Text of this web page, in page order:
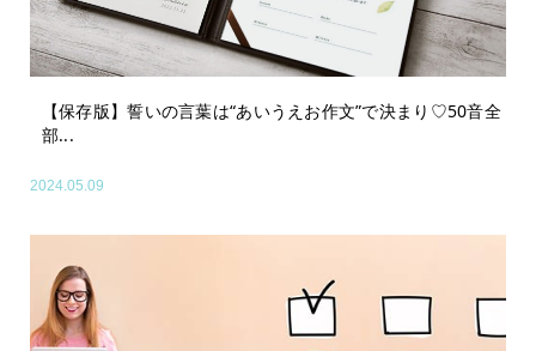
【保存版】誓いの言葉は“あいうえお作文”で決まり♡50音全
部...
2024.05.09